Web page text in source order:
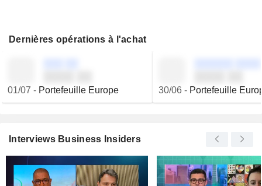
Dernières opérations à l'achat
01/07 - Portefeuille Europe 30/06- Portefeuille
Interviews Business Insiders